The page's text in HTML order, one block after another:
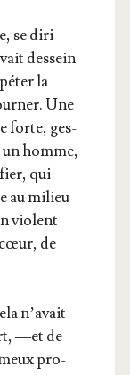
se diri­
des­sein
la
Une
forte, ges­
homme,
qui
au milieu
violent
de
n’a­vait
—et de
pro­